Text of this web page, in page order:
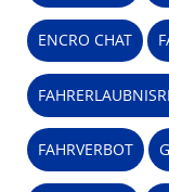
ENCRO CHAT
FAHRVERBOT